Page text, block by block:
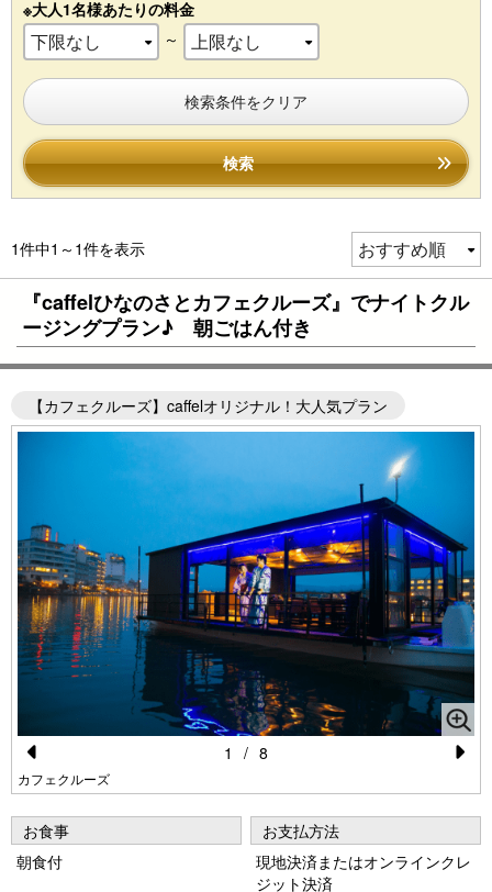
※大人1名様あたりの料金
～
検索条件をクリア
検索
1件中1～1件を表示
『caffelひなのさとカフェクルーズ』でナイトクル
ージングプラン♪ 朝ごはん付き
【カフェクルーズ】caffelオリジナル！大人気プラン
Pr
e
vi
o
カフェクルーズ
e
xt
1 / 8
お食事
朝食付
お支払方法
現地決済またはオンラインクレ
ジット決済